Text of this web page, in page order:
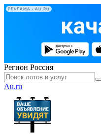
РЕКЛАМА • AU.RU
Регион Россия
Au.ru